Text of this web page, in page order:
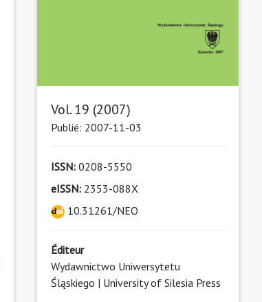
Vol. 19 (2007)
Publié: 2007-11-03
ISSN:0208-5550
eISSN:2353-088X
10.31261/NEO
Éditeur
Wydawnictwo Uniwersytetu
Śląskiego | University of Silesia Press